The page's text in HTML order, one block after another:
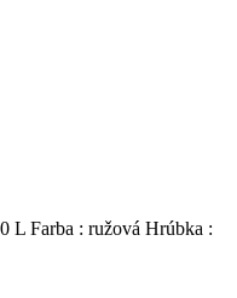
L Farba : ružová Hrúbka :